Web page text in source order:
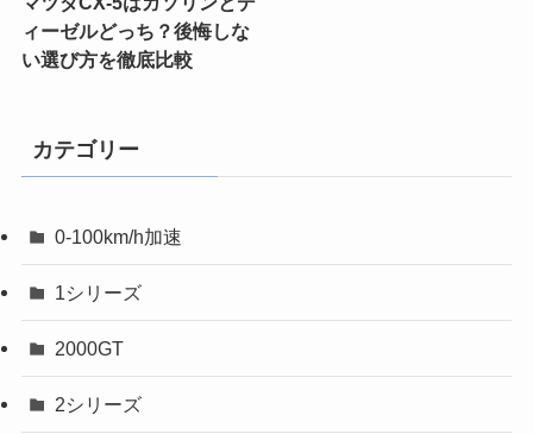
ィーゼルどっち？後悔しな
い選び方を徹底比較
カテゴリー
0-100km/h加速
1シリーズ
2000GT
2シリーズ